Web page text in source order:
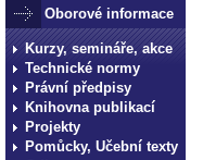
Oborové informace
Kurzy, semináře, akce
Technické normy
Právní předpisy
Knihovna publikací
Projekty
Pomůcky, Učební texty